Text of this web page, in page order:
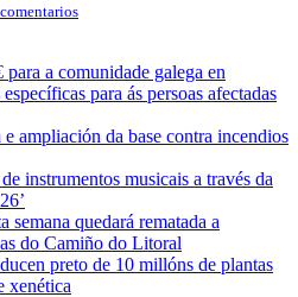
a comunidade galega en
para ás persoas afectadas
ampliación da base contra incendios
instrumentos musicais a través da
semana quedará rematada a
do Camiño do Litoral
preto de 10 millóns de plantas
xenética